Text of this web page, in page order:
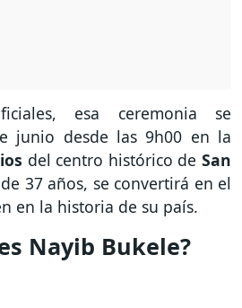
esa ceremonia se
junio desde las 9h00 en la
del centro histórico deSan
37 años, se convertirá en el
en la historia de su país.
Nayib Bukele?